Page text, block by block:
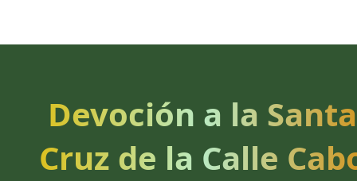
Devoción a la Santa
Cruz de la Calle